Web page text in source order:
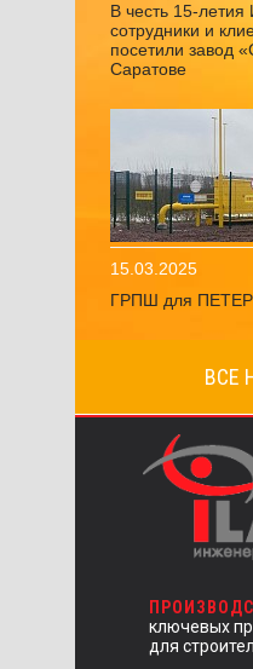
В честь 15-
сотрудники и
посетили завод
Саратове
15.03.2025
ГРПШ для
ВСЕ
ключевых
для